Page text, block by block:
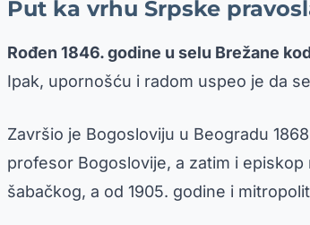
Put ka vrhu Srpske
Rođen 1846. godine u selu Brežane
Ipak, upornošću i radom uspeo je da
Završio je Bogosloviju u Beogradu
profesor Bogoslovije, a zatim i
šabačkog, a od 1905. godine i